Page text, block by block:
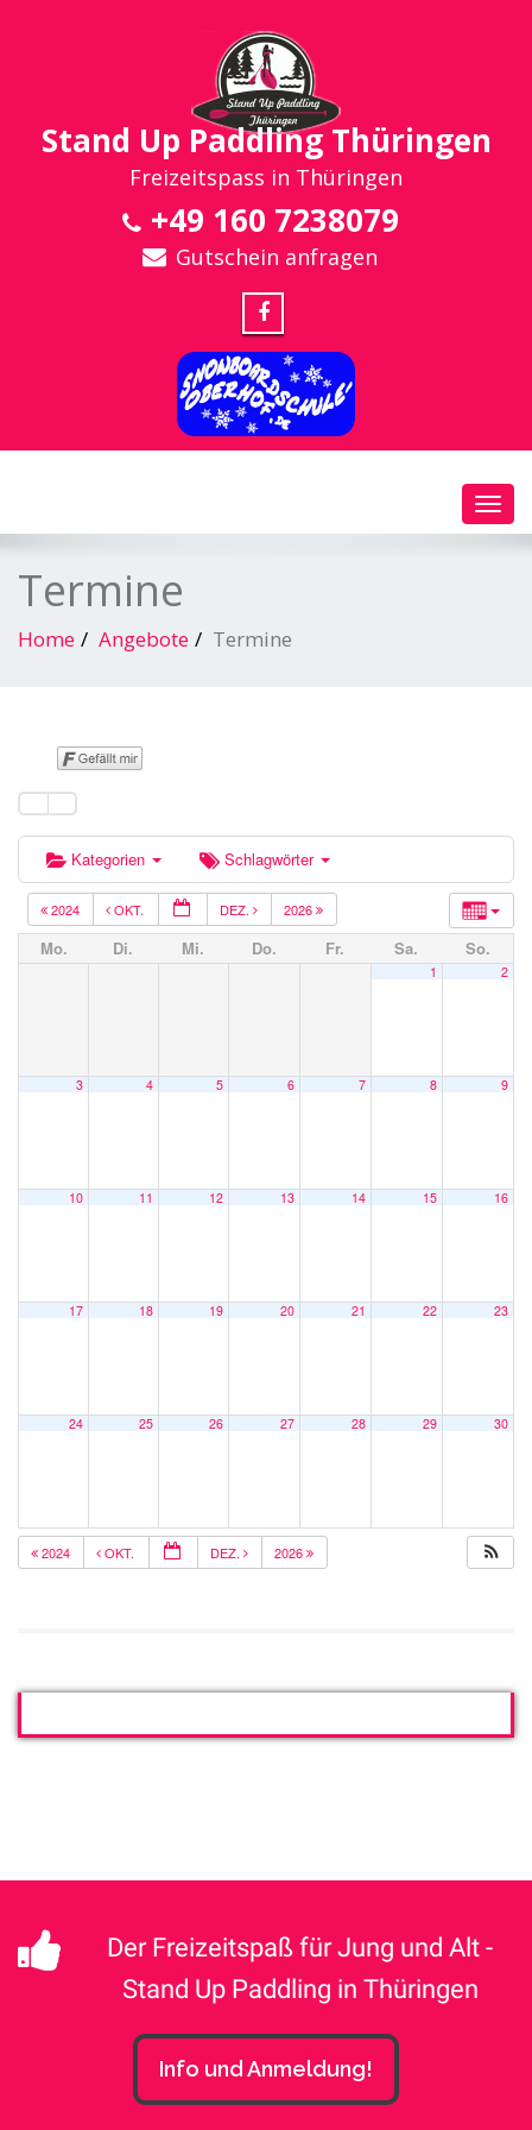
Stand Up Paddling Thüringen
Freizeitspass in Thüringen
+49 160 7238079
Gutschein anfragen
Termine
Home Angebote Termine
Kategorien Schlagwörter
2024 OKT. DEZ. 2026
Mo. Di. Mi. Do. Fr. Sa. So.
1 2
3 4 5 6 7 8 9
10 11 12 13 14 15 16
17 18 19 20 21 22 23
24 25 26 27 28 29 30
2024 OKT. DEZ. 2026
Der Freizeitspaß für Jung und Alt -
Stand Up Paddling in Thüringen
Info und Anmeldung!